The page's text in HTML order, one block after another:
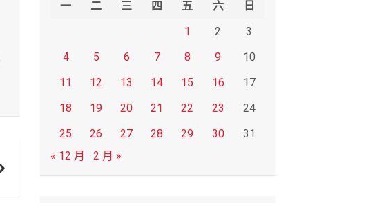
一 二 三 四 五 六
日
1
2
3
4
5 6 7 8 9
10
11
12 13 14 15 16
17
18
19 20 21 22 23
24
25
26 27 28 29 30
31
« 12 月
2 月 »